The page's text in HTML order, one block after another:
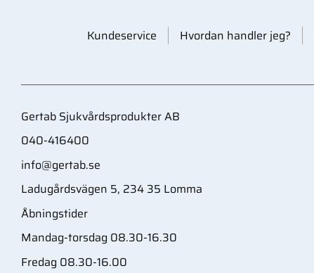
Kundeservice Hvordan handler jeg?
Gertab Sjukvårdsprodukter AB
040-416400
info@gertab.se
Ladugårdsvägen 5, 234 35 Lomma
Åbningstider
Mandag-torsdag 08.30-16.30
Fredag 08.30-16.00